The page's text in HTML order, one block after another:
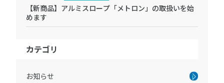
【新商品】アルミスロープ「メトロン」の取扱いを始
めます
カテゴリ
お知らせ